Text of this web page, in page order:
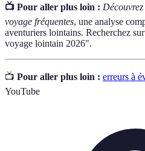
📺 Pour aller plus loin :
voyage fréquentes, une analyse
aventuriers lointains. Recherchez
voyage lointain 2026".
📺 Pour aller plus loin : erreurs à
YouTube